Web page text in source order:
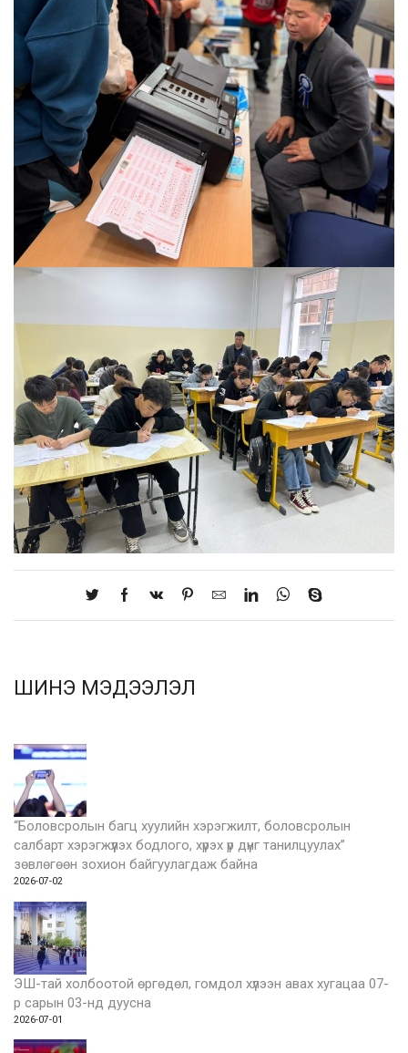
ШИНЭ МЭДЭЭЛЭЛ
“Боловсролын багц хуулийн хэрэгжилт, боловсролын
салбарт хэрэгжүүлэх бодлого, хүрэх үр дүнг танилцуулах”
зөвлөгөөн зохион байгуулагдаж байна
2026-07-02
ЭШ-тай холбоотой өргөдөл, гомдол хүлээн авах хугацаа 07-
р сарын 03-нд дуусна
2026-07-01